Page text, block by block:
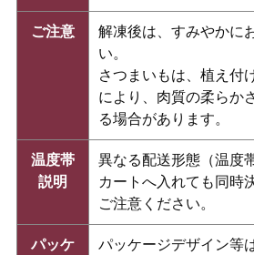
ご注意
解凍後は、すみやかに
い。
さつまいもは、植え付
により、肉質の柔らか
る場合があります。
温度帯
説明
異なる配送形態（温度
カートへ入れても同時
ご注意ください。
パッケ パッケージデザイン等